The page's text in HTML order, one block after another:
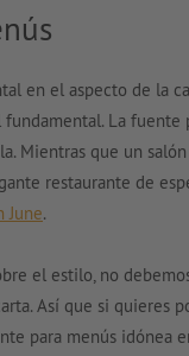
en el aspecto de la
La
Mientras que un
restaurante de
June.
el estilo, no
Así que si quieres
para menús idónea